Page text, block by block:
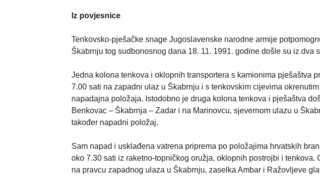
Iz povjesnice
Tenkovsko-pješačke snage Jugoslavenske narodne armije
Škabrnju tog sudbonosnog dana 18. 11. 1991. godine došle su iz dva
Jedna kolona tenkova i oklopnih transportera s kamionima pješaštva
7.00 sati na zapadni ulaz u Škabrnju i s tenkovskim cijevima
napadajna položaja. Istodobno je druga kolona tenkova i pješaštva
Benkovac – Škabrnja – Zadar i na Marinovcu, sjevernom ulazu u
također napadni položaj.
Sam napad i usklađena vatrena priprema po položajima hrvatskih
oko 7.30 sati iz raketno-topničkog oružja, oklopnih postrojbi i tenkova.
na pravcu zapadnog ulaza u Škabrnju, zaselka Ambar i Ražovljeve